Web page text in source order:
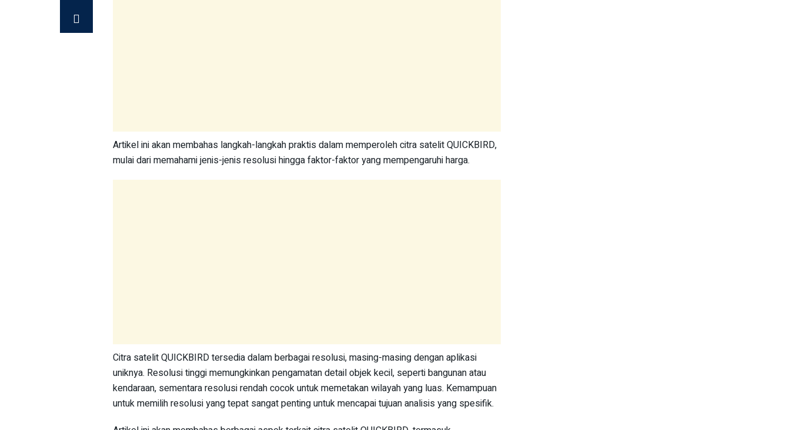
Artikel ini akan membahas langkah-langkah praktis dalam memperoleh citra satelit QUICKBIRD,
mulai dari memahami jenis-jenis resolusi hingga faktor-faktor yang mempengaruhi harga.
Citra satelit QUICKBIRD tersedia dalam berbagai resolusi, masing-masing dengan aplikasi
uniknya. Resolusi tinggi memungkinkan pengamatan detail objek kecil, seperti bangunan atau
kendaraan, sementara resolusi rendah cocok untuk memetakan wilayah yang luas. Kemampuan
untuk memilih resolusi yang tepat sangat penting untuk mencapai tujuan analisis yang spesifik.